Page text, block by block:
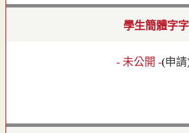
學生簡體字
- 未公開 -(申請